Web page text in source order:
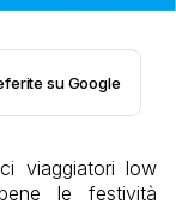
su Google
viaggiatori low
le festività